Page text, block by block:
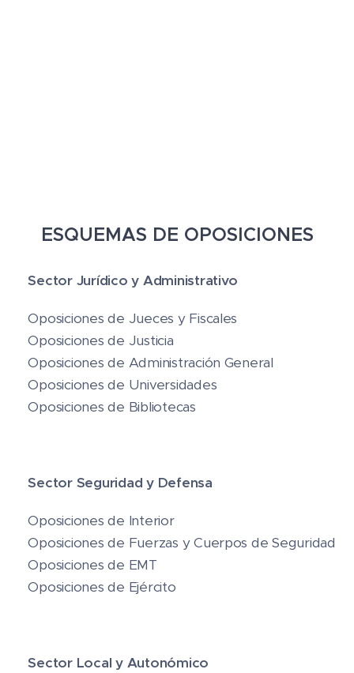
ESQUEMAS DE OPOSICIONES
📁Sector Jurídico y Administrativo
📚 Oposiciones de Jueces y Fiscales
📘 Oposiciones de Justicia
📂 Oposiciones de Administración General
🎓 Oposiciones de Universidades
📖 Oposiciones de Bibliotecas
Sector Seguridad y Defensa
🚓 Oposiciones de Interior
👮 Oposiciones de Fuerzas y Cuerpos de Seguridad
🚒 Oposiciones de EMT
⚔️ Oposiciones de Ejército
🏢Sector Local y Autonómico